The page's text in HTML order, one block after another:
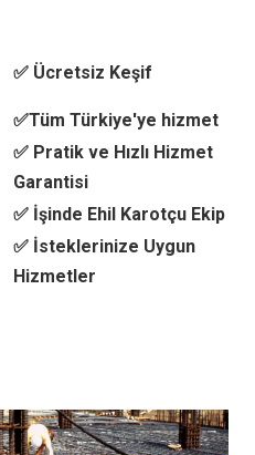
✅ Ücretsiz Keşif
✅Tüm Türkiye'ye hizmet
✅ Pratik ve Hızlı Hizmet
Garantisi
✅ İşinde Ehil Karotçu Ekip
✅ İsteklerinize Uygun
Hizmetler